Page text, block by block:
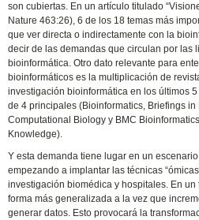
son cubiertas. En un artículo titulado
Nature 463:26), 6 de los 18 temas más
que ver directa o indirectamente con la
decir de las demandas que circulan por las
bioinformática. Otro dato relevante para
bioinformáticos es la multiplicación de
investigación bioinformática en los últimos
de 4 principales (Bioinformatics, Briefings in
Computational Biology y BMC
Knowledge).
Y esta demanda tiene lugar en un
empezando a implantar las técnicas
investigación biomédica y hospitales. En
forma más generalizada a la vez que
generar datos. Esto provocará la